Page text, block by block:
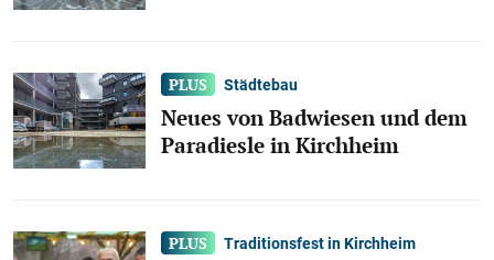
Städtebau
Neues von Badwiesen und dem
Paradiesle in Kirchheim
Traditionsfest in Kirchheim